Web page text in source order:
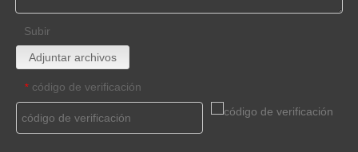
Subir
Adjuntar archivos
* código de verificación